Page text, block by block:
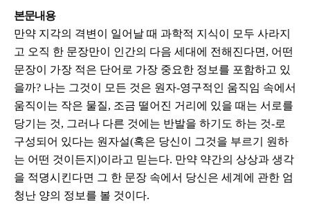
본문내용
만약 지각의 격변이 일어날 때 과학적 지식이 모두 사라지
고 오직 한 문장만이 인간의 다음 세대에 전해진다면, 어떤
문장이 가장 적은 단어로 가장 중요한 정보를 포함하고 있
을까? 나는 그것이 모든 것은 원자-영구적인 움직임 속에서
움직이는 작은 물질, 조금 떨어진 거리에 있을 때는 서로를
당기는 것, 그러나 다른 것에는 반발을 하기도 하는 것-로
구성되어 있다는 원자설(혹은 당신이 그것을 부르기 원하
는 어떤 것이든지)이라고 믿는다. 만약 약간의 상상과 생각
을 적뎡시킨다면 그 한 문장 속에서 당신은 세계에 관한 엄
청난 양의 정보를 볼 것이다.